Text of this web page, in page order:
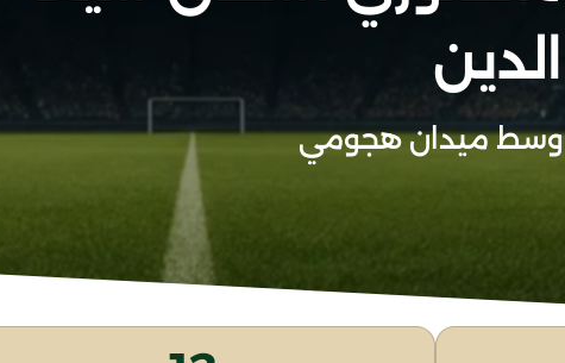
الدين
وسط ميدان هجومي